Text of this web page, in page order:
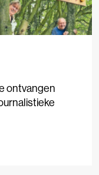
ontvangen